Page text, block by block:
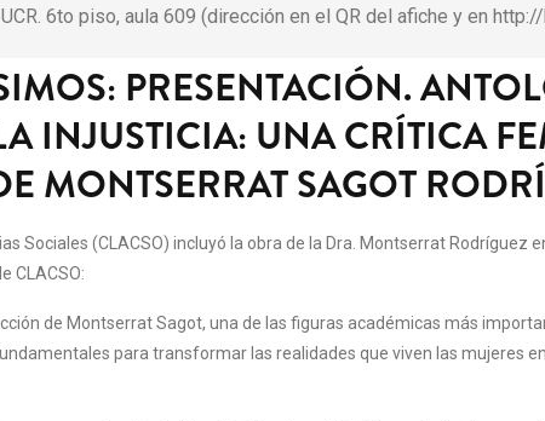
6to piso, aula 609 (dirección en el QR del afiche y en
PRESENTACIÓN.
INJUSTICIA: UNA CRÍTICA
MONTSERRAT SAGOT
Sociales (CLACSO) incluyó la obra de la Dra. Montserrat Rodríguez
CLACSO:
de Montserrat Sagot, una de las figuras académicas más
para transformar las realidades que viven las mujeres